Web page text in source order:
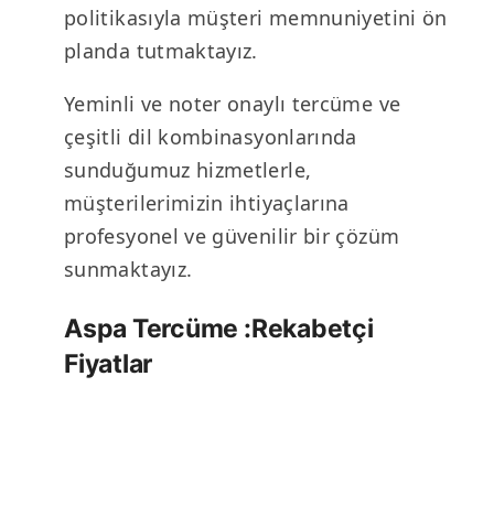
politikasıyla müşteri memnuniyetini ön
planda tutmaktayız.
Yeminli ve noter onaylı tercüme ve
çeşitli dil kombinasyonlarında
sunduğumuz hizmetlerle,
müşterilerimizin ihtiyaçlarına
profesyonel ve güvenilir bir çözüm
sunmaktayız.
Aspa Tercüme :Rekabetçi
Fiyatlar